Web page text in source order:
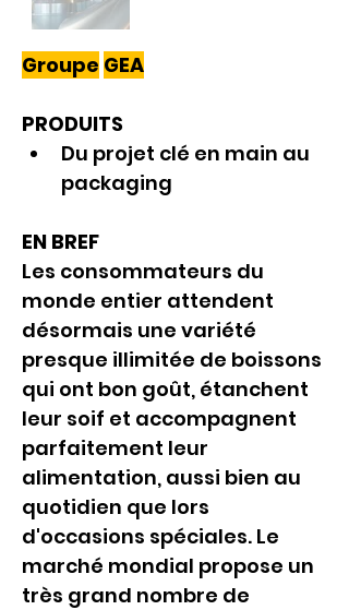
Groupe GEA
PRODUITS
Du projet clé en main au
packaging
EN BREF
Les consommateurs du
monde entier attendent
désormais une variété
presque illimitée de boissons
qui ont bon goût, étanchent
leur soif et accompagnent
parfaitement leur
alimentation, aussi bien au
quotidien que lors
d'occasions spéciales. Le
marché mondial propose un
très grand nombre de